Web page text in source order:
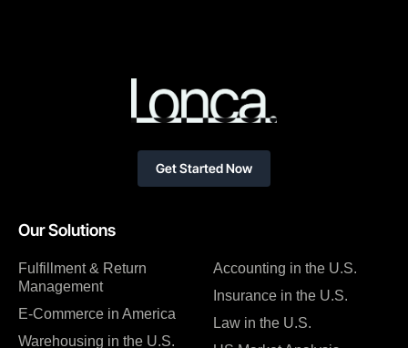
Our Solutions
Fulfillment & Return
Management
E-Commerce in America
Warehousing in the U.S.
Accounting in the U.S.
Insurance in the U.S.
Law in the U.S.
Get Started Now